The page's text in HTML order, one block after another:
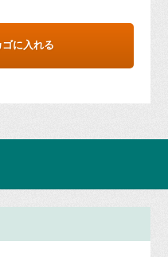
に入れる